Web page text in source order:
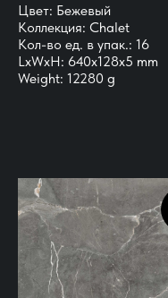
Цвет: Бежевый
Коллекция: Chalet
Кол-во ед. в упак.: 16
LxWxH: 640x128x5 mm
Weight: 12280 g